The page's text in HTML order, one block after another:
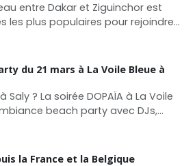
entre Dakar et Ziguinchor est
les plus populaires pour rejoindre
les horaires du ferry Aline
votre voyage.
du 21 mars à La Voile Bleue à
Saly ? La soirée DOPAÏA à La Voile
beach party avec DJs,
à l’océan sur la Petite Côte.
la France et la Belgique